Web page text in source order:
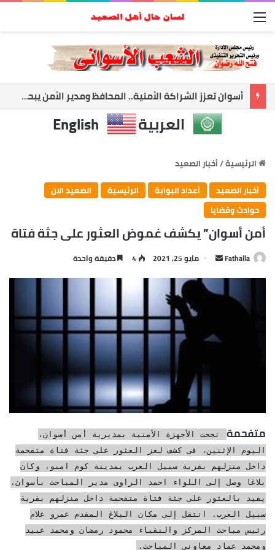
القائمة
أسوان تعزز الشراكة الأمنية.. المحافظ ومدير الأمن يبحثان ملفات الأمن والتنميه
العربية English
الرئيسية/أخبار الصعيد
أخبار الصعيد
أعداد البوابة الرئيسية
الصعيد الان
حوادث وقضايا
أمن أسوان” يكشف غموض العثور على جثة فتاة
Fathalla
أرسل
إلكترونيا
مايو 25, 2021 4 دقيقة واحدة
متفحمة
نجحت الأجهزة الأمنية بمديرية أمن أسوان،
اليوم الإثنين، فى كشف لغز العثور على جثة فتاة متفحمة
داخل منزلهم بقرية سبيل العرب بمدينة كوم امبو، وكان
بلاغا وصل إلى اللواء احمد الراوى مدير المباحث بأسوان،
يفيد بالعثور على جثة فتاة متفحمة داخل منزلهم بقرية
سبيل العرب. انتقل إلى مكان البلاغ المقدم عمرو علام
رئيس مباحث المركز والنقباء محمود رمضان ومحمد عبيد
ومحمد عماد معاونى المباحث.